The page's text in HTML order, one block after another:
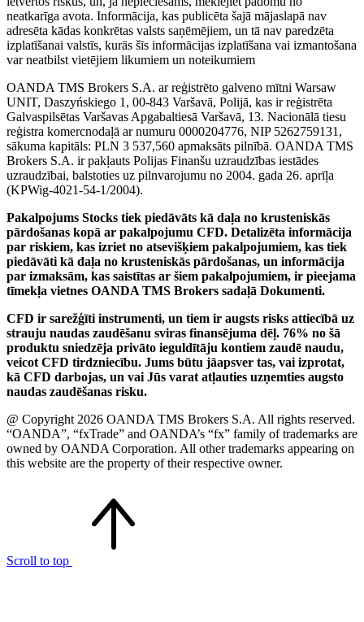
neatkarīga avota. Informācija, kas publicēta šajā mājaslapā nav
adresēta kādas konkrētas valsts saņēmējiem, un tā nav paredzēta
izplatīšanai valstīs, kurās šīs informācijas izplatīšana vai izmantošana
var neatbilst vietējiem likumiem un noteikumiem
OANDA TMS Brokers S.A. ar reģistrēto galveno mītni Warsaw
UNIT, Daszyńskiego 1, 00-843 Varšavā, Polijā, kas ir reģistrēta
Galvaspilsētas Varšavas Apgabaltiesā Varšavā, 13. Nacionālā tiesu
reģistra komercnodaļā ar numuru 0000204776, NIP 5262759131,
sākuma kapitāls: PLN 3 537,560 apmaksāts pilnībā. OANDA TMS
Brokers S.A. ir pakļauts Polijas Finanšu uzraudzības iestādes
uzraudzībai, balstoties uz pilnvarojumu no 2004. gada 26. aprīļa
(KPWig-4021-54-1/2004).
Pakalpojums Stocks tiek piedāvāts kā daļa no krusteniskās
pārdošanas kopā ar pakalpojumu CFD. Detalizēta informācija
par riskiem, kas izriet no atsevišķiem pakalpojumiem, kas tiek
piedāvāti kā daļa no krusteniskās pārdošanas, un informācija
par izmaksām, kas saistītas ar šiem pakalpojumiem, ir pieejama
tīmekļa vietnes OANDA TMS Brokers sadaļā Dokumenti.
CFD ir sarežģīti instrumenti, un tiem ir augsts risks attiecībā uz
strauju naudas zaudēšanu sviras finansējuma dēļ. 76% no šā
produktu sniedzēja privāto ieguldītāju kontiem zaudē naudu,
veicot CFD tirdzniecību. Jums būtu jāapsver tas, vai izprotat,
kā CFD darbojas, un vai Jūs varat atļauties uzņemties augsto
naudas zaudēšanas risku.
@ Copyright 2026 OANDA TMS Brokers S.A. All rights reserved.
“OANDA”, “fxTrade” and OANDA’s “fx” family of trademarks are
owned by OANDA Corporation. All other trademarks appearing on
this website are the property of their respective owner.
Scroll to top